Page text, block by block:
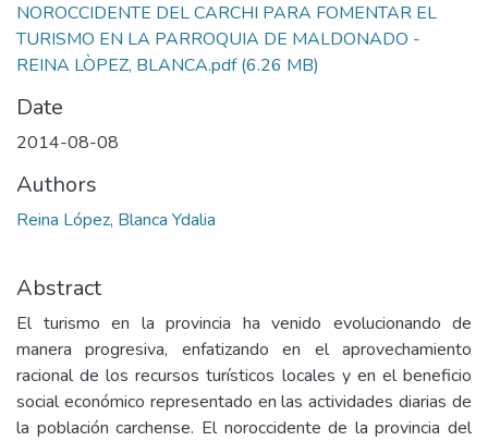
NOROCCIDENTE DEL CARCHI PARA FOMENTAR EL
TURISMO EN LA PARROQUIA DE MALDONADO -
REINA LÒPEZ, BLANCA.pdf(6.26 MB)
Date
2014-08-08
Authors
Reina López, Blanca Ydalia
Abstract
El turismo en la provincia ha venido evolucionando de
manera progresiva, enfatizando en el aprovechamiento
racional de los recursos turísticos locales y en el beneficio
social económico representado en las actividades diarias de
la población carchense. El noroccidente de la provincia del